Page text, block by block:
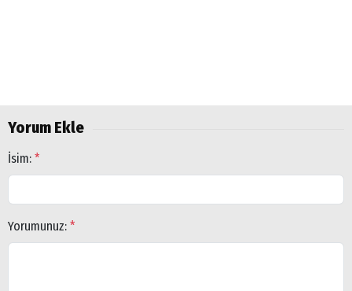
Yorum Ekle
İsim: *
Yorumunuz: *